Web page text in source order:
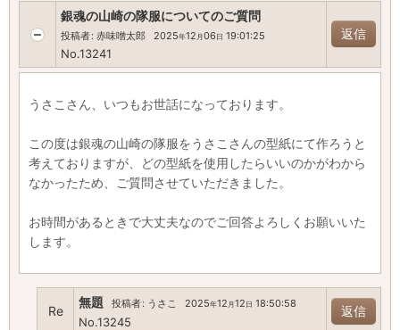
銀魂の山崎の隊服についてのご質問
投稿者: 赤味噌太郎 2025年12 月06 日 19:01:25
No.13241
返信
うさこさん、いつもお世話になっております。
この度は銀魂の山崎の隊服をうさこさんの型紙にて作ろうと
考えておりますが、どの型紙を使用したらいいのかがわから
なかったため、ご質問させていただきました。
お時間があるときで大丈夫なのでご回答よろしくお願いいた
します。
Re
無題 投稿者: うさこ 2025年12 月12 日 18:50:58
No.13245
返信